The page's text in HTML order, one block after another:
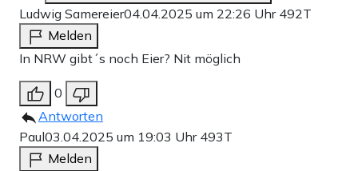
Ludwig Samereier04.04.2025 um 22:26 Uhr 492T
Melden
In NRW gibt´s noch Eier? Nit möglich
0
Antworten
Paul03.04.2025 um 19:03 Uhr 493T
Melden